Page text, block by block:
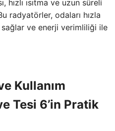
hızlı ısıtma ve uzun süreli
radyatörler, odaları hızla
ve enerji verimliliği ile
Kullanım
Tesi 6’in Pratik